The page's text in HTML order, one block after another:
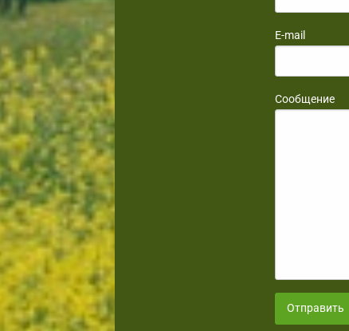
E-mail
Сообщение
Отправить